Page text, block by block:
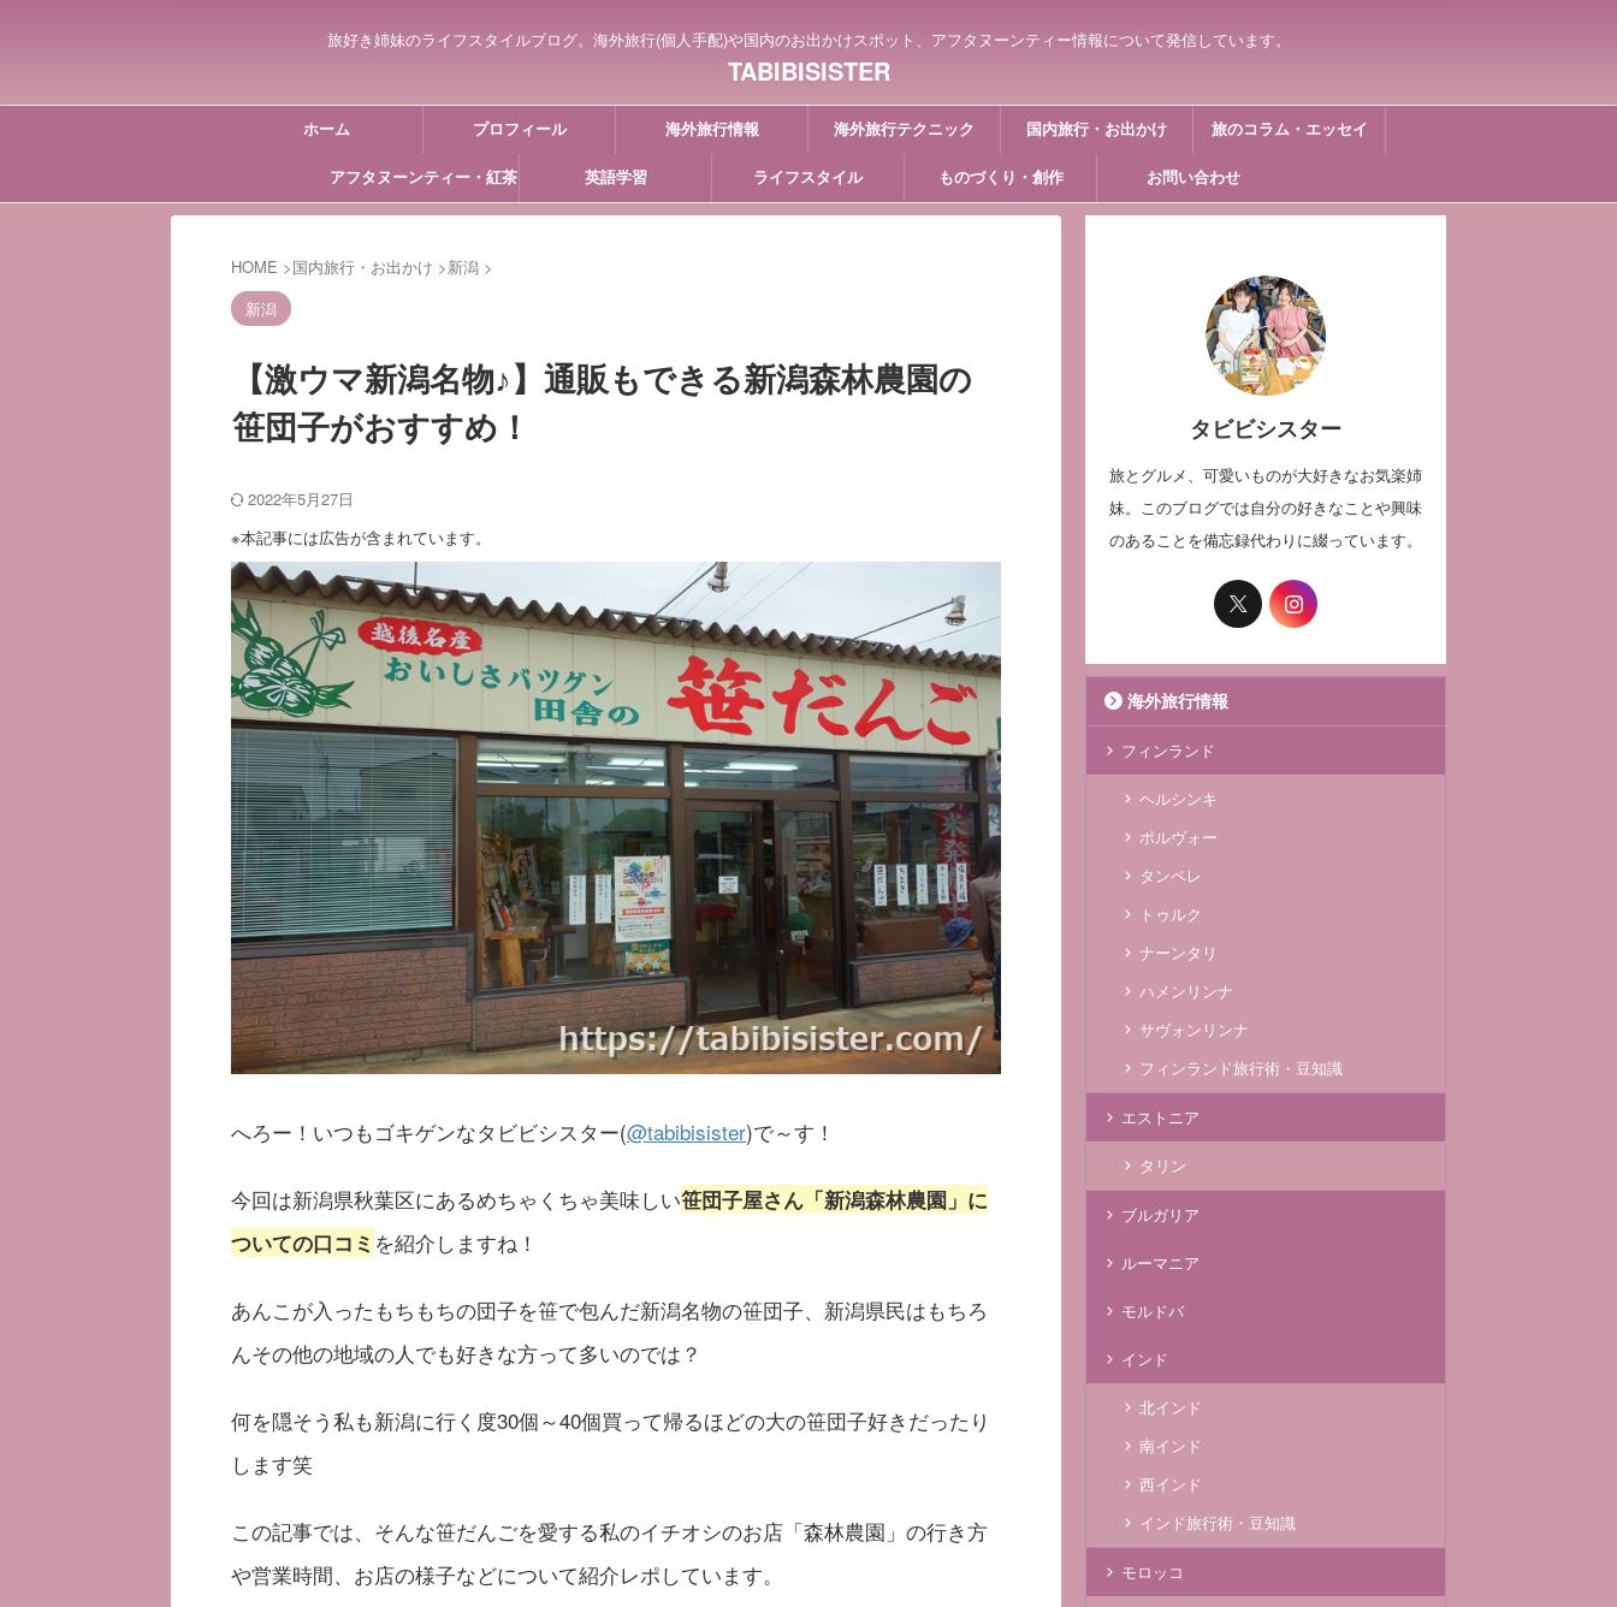
旅好き姉妹のライフスタイルブログ。海外旅行(個人手配)や国内のお出かけスポット、アフタヌーンティー情報について発信しています。
TABIBISISTER
ホーム プロフィール 海外旅行情報 海外旅行テクニック 国内旅行・お出かけ 旅のコラム・エッセイ
アフタヌーンティー・紅茶 英語学習 ライフスタイル ものづくり・創作 お問い合わせ
HOME >国内旅行・お出かけ >新潟 >
新潟
【激ウマ新潟名物♪】通販もできる新潟森林農園の
笹団子がおすすめ！
2022年5月27日
※本記事には広告が含まれています。
へろー！いつもゴキゲンなタビビシスター(@tabibisister)で～す！
今回は新潟県秋葉区にあるめちゃくちゃ美味しい笹団子屋さん「新潟森林農園」に
ついての口コミ を紹介しますね！
あんこが入ったもちもちの団子を笹で包んだ新潟名物の笹団子、新潟県民はもちろ
んその他の地域の人でも好きな方って多いのでは？
何を隠そう私も新潟に行く度30個～40個買って帰るほどの大の笹団子好きだったり
します笑
この記事では、そんな笹だんごを愛する私のイチオシのお店「森林農園」の行き方
や営業時間、お店の様子などについて紹介レポしています。
タビビシスター
旅とグルメ、可愛いものが大好きなお気楽姉
妹。このブログでは自分の好きなことや興味
のあることを備忘録代わりに綴っています。
海外旅行情報
フィンランド
ヘルシンキ
ポルヴォー
タンペレ
トゥルク
ナーンタリ
ハメンリンナ
サヴォンリンナ
フィンランド旅行術・豆知識
エストニア
タリン
ブルガリア
ルーマニア
モルドバ
インド
北インド
南インド
西インド
インド旅行術・豆知識
モロッコ